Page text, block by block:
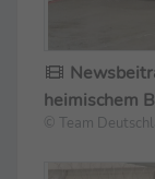
heimischem
© Team